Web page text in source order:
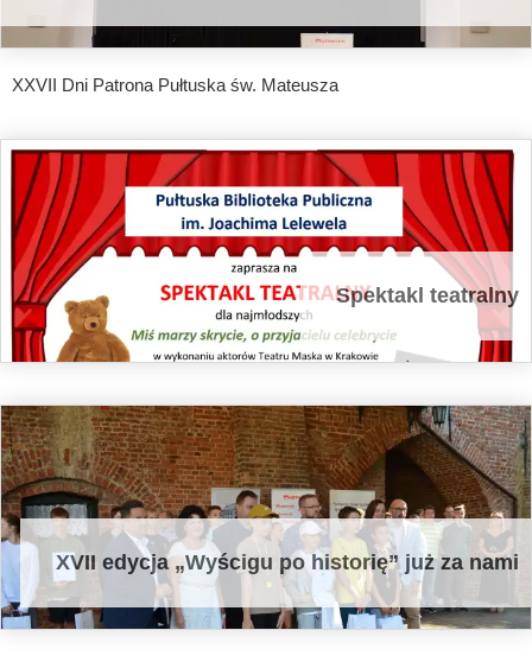
XXVII Dni Patrona Pułtuska św. Mateusza
Spektakl teatralny
XVII edycja „Wyścigu po historię” już za nami